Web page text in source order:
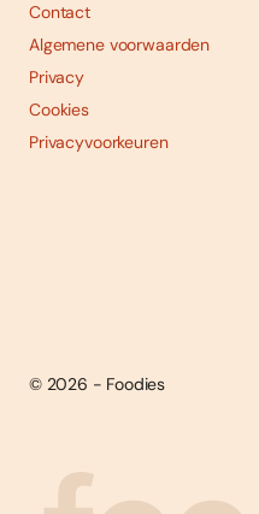
Contact
Algemene voorwaarden
Privacy
Cookies
Privacyvoorkeuren
© 2026 - Foodies